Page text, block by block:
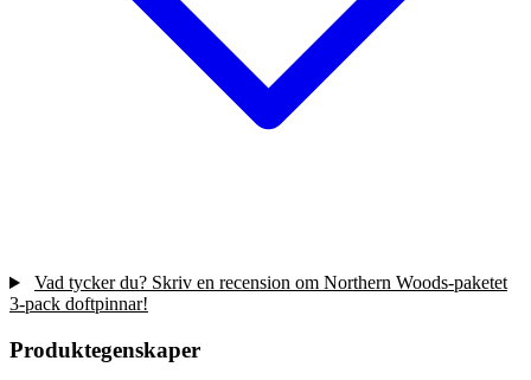
Vad tycker du? Skriv en recension om Northern Woods-paketet
3-pack doftpinnar!
Produktegenskaper